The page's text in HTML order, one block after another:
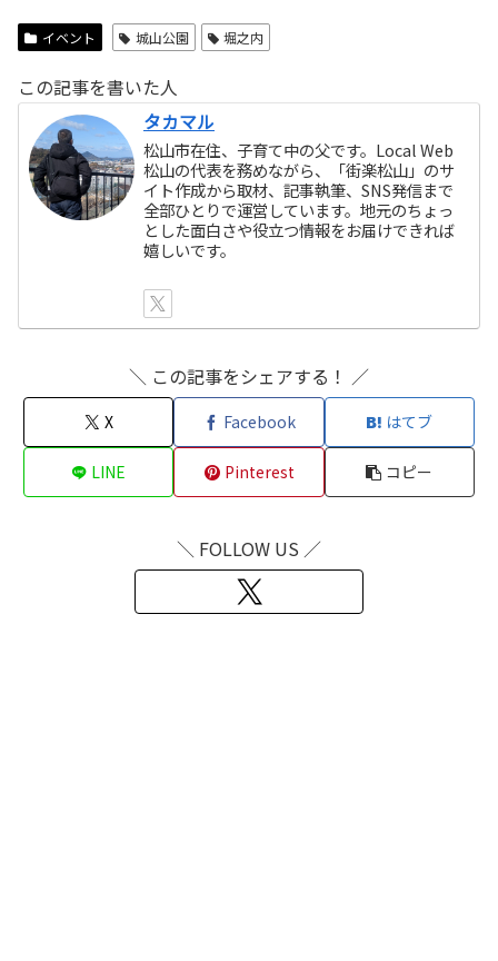
イベント 城山公園 堀之内
この記事を書いた人
タカマル
松山市在住、子育て中の父です。Local Web
松山の代表を務めながら、「街楽松山」のサ
イト作成から取材、記事執筆、SNS発信まで
全部ひとりで運営しています。地元のちょっ
とした面白さや役立つ情報をお届けできれば
嬉しいです。
＼ この記事をシェアする！ ／
X Facebook はてブ
LINE Pinterest コピー
＼ FOLLOW US ／